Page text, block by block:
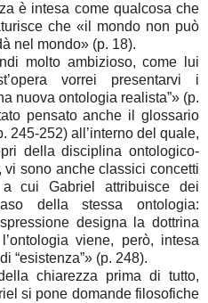
è intesa come qualcosa che
che «il mondo non può
nel mondo» (p. 18).
molto ambizioso, come lui
vorrei presentarvi i
nuova ontologia realista”» (p.
pensato anche il glossario
245-252) all’interno del quale,
della disciplina ontologico-
sono anche classici concetti
cui Gabriel attribuisce dei
della stessa ontologia:
designa la dottrina
viene, però, intesa
“esistenza”» (p. 248).
chiarezza prima di tutto,
si pone domande filosofiche